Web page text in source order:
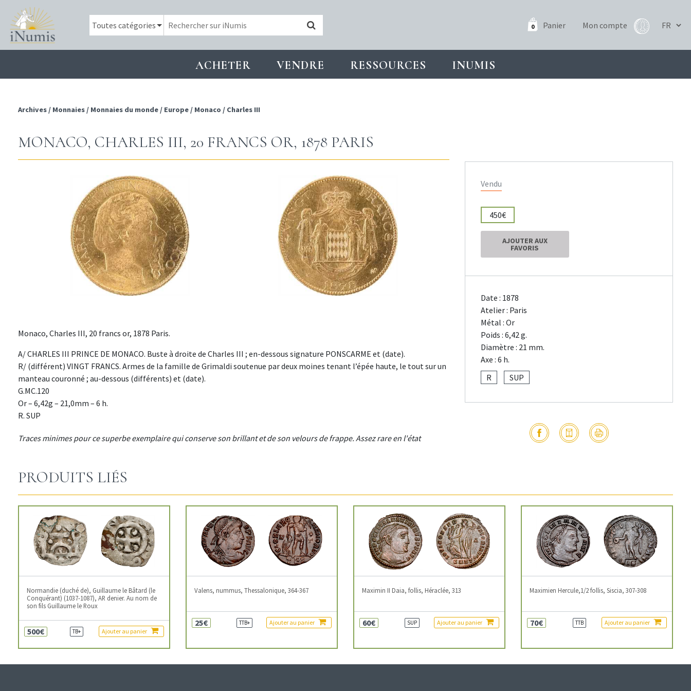
0 Panier Mon compte
ACHETER VENDRE RESSOURCES INUMIS
Archives / Monnaies / Monnaies du monde / Europe / Monaco / Charles III
MONACO, CHARLES III, 20 FRANCS OR, 1878 PARIS
Monaco, Charles III, 20 francs or, 1878 Paris.
A/ CHARLES III PRINCE DE MONACO. Buste à droite de Charles III ; en-dessous signature PONSCARME et (date).
R/ (différent) VINGT FRANCS. Armes de la famille de Grimaldi soutenue par deux moines tenant l’épée haute, le tout sur un
manteau couronné ; au-dessous (différents) et (date).
G.MC.120
Or – 6,42g – 21,0mm – 6 h.
R. SUP
Traces minimes pour ce superbe exemplaire qui conserve son brillant et de son velours de frappe. Assez rare en l'état
Vendu
450€
AJOUTER AUX
FAVORIS
Date : 1878
Atelier : Paris
Métal : Or
Poids : 6,42 g.
Diamètre : 21 mm.
Axe : 6 h.
R
SUP
PRODUITS LIÉS
Normandie (duché de), Guillaume le Bâtard (le
Conquérant) (1037-1087), AR denier. Au nom de
son fils Guillaume le Roux
500€ TB+ Ajouter au panier
Valens, nummus, Thessalonique, 364-367
25€ TTB+ Ajouter au panier
Maximin II Daia, follis, Héraclée, 313
60€ SUP Ajouter au panier
Maximien Hercule,1/2 follis, Siscia, 307-308
70€ TTB Ajouter au panier